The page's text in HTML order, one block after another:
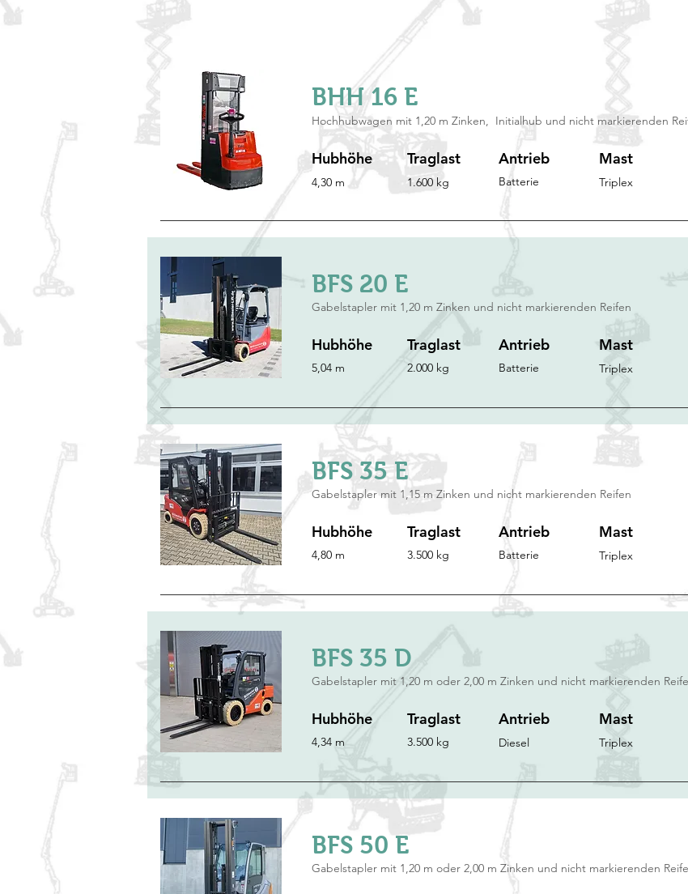
BHH 16 E
Hochhubwagen mit 1,20 m Zinken, Initialhub und nicht markierenden
Hubhöhe
4,30 m
Traglast Antrieb
1.600 kg Batterie
Mast
Triplex
BFS 20 E
Gabelstapler mit 1,20 m Zinken und nicht markierenden Reifen
Hubhöhe
5,04 m
Traglast Antrieb
2.000 kg Batterie
Mast
Triplex
BFS 35 E
Gabelstapler mit 1,15 m Zinken und nicht markierenden Reifen
Hubhöhe
4,80 m
Traglast Antrieb
3.500 kg Batterie
Mast
Triplex
BFS 35 D
Gabelstapler mit 1,20 m oder 2,00 m Zinken und nicht markierenden
Hubhöhe
4,34 m
Traglast Antrieb
3.500 kg Diesel
Mast
Triplex
BFS 50 E
Gabelstapler mit 1,20 m oder 2,00 m Zinken und nicht markierenden